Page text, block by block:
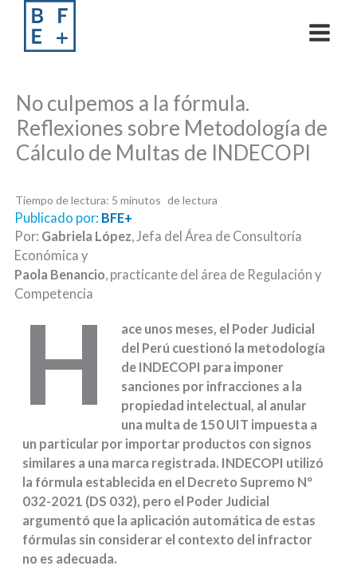
content
No culpemos a la fórmula.
Reflexiones sobre Metodología de
Cálculo de Multas de INDECOPI
Tiempo de lectura: 5 minutos
Publicado por: BFE+
Por: Gabriela López , Jefa del Área de Consultoría
Económica y
Paola Benancio , practicante del área de Regulación y
Competencia
H
ace unos meses, el Poder Judicial
del Perú cuestionó la metodología
de INDECOPI para imponer
sanciones por infracciones a la
propiedad intelectual, al anular
una multa de 150 UIT impuesta a
un particular por importar productos con signos
similares a una marca registrada. INDECOPI utilizó
la fórmula establecida en el Decreto Supremo Nº
032-2021 (DS 032), pero el Poder Judicial
argumentó que la aplicación automática de estas
fórmulas sin considerar el contexto del infractor
no es adecuada.